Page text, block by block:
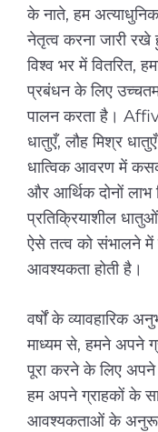
के नाते, हम अत्याधुनिक
नेतृत्व करना जारी रखे
विश्व भर में वितरित,
प्रबंधन के लिए उच्चतम
पालन करता है।
धातुएँ, लौह मिश्र
धात्विक आवरण में
और आर्थिक दोनों
प्रतिक्रियाशील
ऐसे तत्व को संभालने में
आवश्यकता होती है।
वर्षों के व्यावहारिक
माध्यम से, हमने अपने
पूरा करने के लिए अपने
हम अपने ग्राहकों के
आवश्यकताओं के अनुरूप